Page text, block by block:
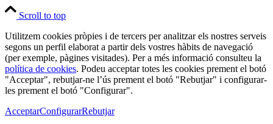
Scroll to top
Utilitzem cookies pròpies i de tercers per analitzar els nostres serveis
segons un perfil elaborat a partir dels vostres hàbits de navegació
(per exemple, pàgines visitades). Per a més informació consulteu la
política de cookies. Podeu acceptar totes les cookies prement el botó
"Acceptar", rebutjar-ne l’ús prement el botó "Rebutjar" i configurar-
les prement el botó "Configurar".
AcceptarConfigurarRebutjar